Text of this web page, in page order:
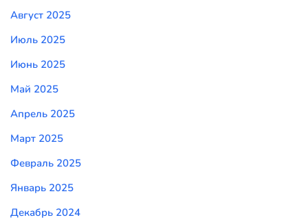
Август 2025
Июль 2025
Июнь 2025
Май 2025
Апрель 2025
Март 2025
Февраль 2025
Январь 2025
Декабрь 2024